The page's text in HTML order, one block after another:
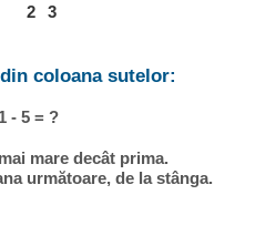
2 3
coloana sutelor:
1 - 5 = ?
mare decât prima.
următoare, de la stânga.